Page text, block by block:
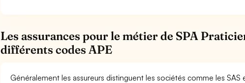
Les assurances pour le métier de SPA
différents codes APE
Généralement les assureurs distinguent les sociétés comme les